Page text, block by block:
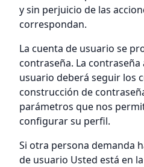
y sin perjuicio de las
correspondan.
La cuenta de usuario se
contraseña. La contraseña
usuario deberá seguir los
construcción de
parámetros que nos
configurar su perfil.
Si otra persona demanda
de usuario Usted está en